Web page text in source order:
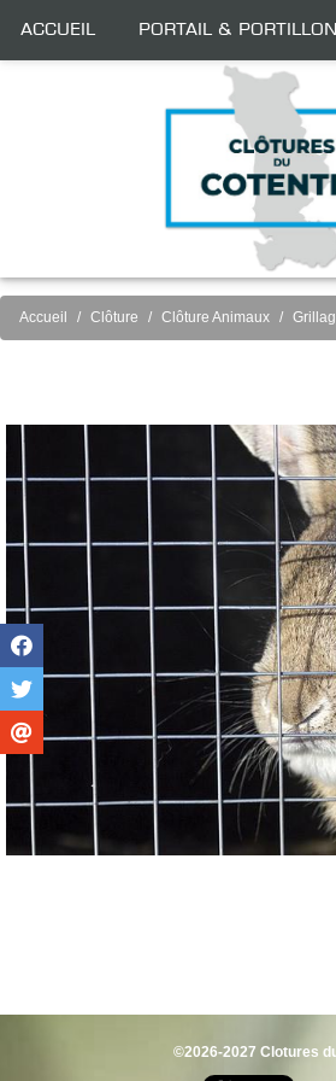
Accueil Portail & Portillon
Accueil Clôture Clôture Animaux
©2026-2027 Clotures